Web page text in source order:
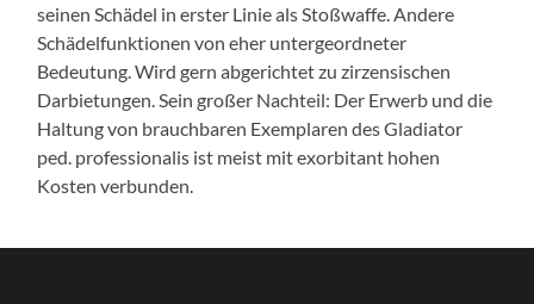
seinen Schädel in erster Linie als Stoßwaffe. Andere
Schädelfunktionen von eher untergeordneter
Bedeutung. Wird gern abgerichtet zu zirzensischen
Darbietungen. Sein großer Nachteil: Der Erwerb und die
Haltung von brauchbaren Exemplaren des Gladiator
ped. professionalis ist meist mit exorbitant hohen
Kosten verbunden.